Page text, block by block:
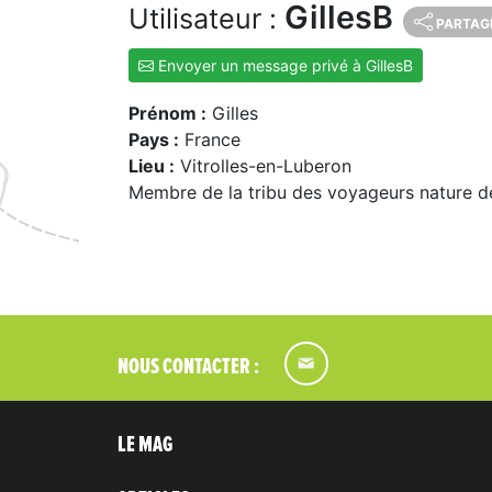
Utilisateur : GillesB
Envoyer un message privé à GillesB
Prénom : Gilles
Pays : France
Lieu : Vitrolles-en-Luberon
Membre de la tribu des voyageurs nature
NOUS CONTACTER :
LE MAG